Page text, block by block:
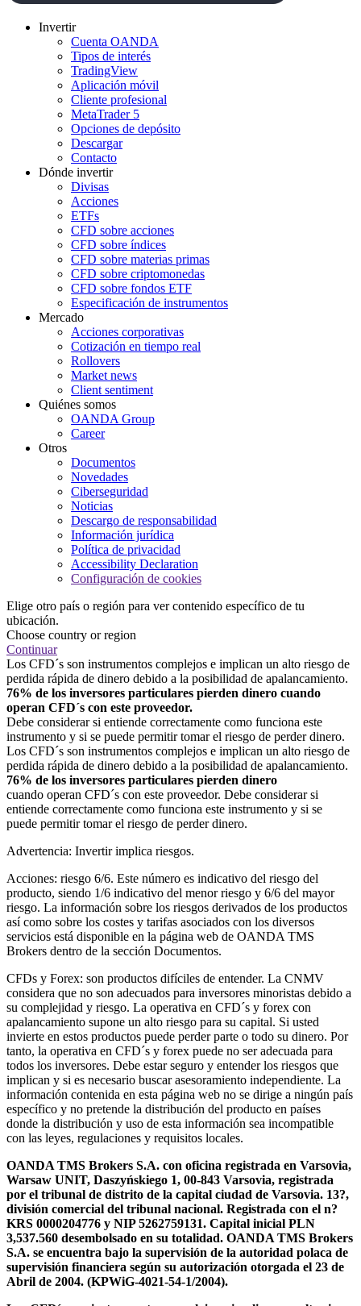
Invertir
Cuenta OANDA
Tipos de interés
TradingView
Aplicación móvil
Cliente profesional
MetaTrader 5
Opciones de depósito
Descargar
Contacto
Dónde invertir
Divisas
Acciones
ETFs
CFD sobre acciones
CFD sobre índices
CFD sobre materias primas
CFD sobre criptomonedas
CFD sobre fondos ETF
Especificación de instrumentos
Mercado
Acciones corporativas
Cotización en tiempo real
Rollovers
Market news
Client sentiment
Quiénes somos
OANDA Group
Career
Otros
Documentos
Novedades
Ciberseguridad
Noticias
Descargo de responsabilidad
Información jurídica
Política de privacidad
Accessibility Declaration
Configuración de cookies
Elige otro país o región para ver contenido específico de tu
ubicación.
Choose country or region
Continuar
Los CFD´s son instrumentos complejos e implican un alto riesgo de
perdida rápida de dinero debido a la posibilidad de apalancamiento.
76% de los inversores particulares pierden dinero cuando
operan CFD´s con este proveedor.
Debe considerar si entiende correctamente como funciona este
instrumento y si se puede permitir tomar el riesgo de perder dinero.
Los CFD´s son instrumentos complejos e implican un alto riesgo de
perdida rápida de dinero debido a la posibilidad de apalancamiento.
76% de los inversores particulares pierden dinero
cuando operan CFD´s con este proveedor. Debe considerar si
entiende correctamente como funciona este instrumento y si se
puede permitir tomar el riesgo de perder dinero.
Advertencia: Invertir implica riesgos.
Acciones: riesgo 6/6. Este número es indicativo del riesgo del
producto, siendo 1/6 indicativo del menor riesgo y 6/6 del mayor
riesgo. La información sobre los riesgos derivados de los productos
así como sobre los costes y tarifas asociados con los diversos
servicios está disponible en la página web de OANDA TMS
Brokers dentro de la sección Documentos.
CFDs y Forex: son productos difíciles de entender. La CNMV
considera que no son adecuados para inversores minoristas debido a
su complejidad y riesgo. La operativa en CFD´s y forex con
apalancamiento supone un alto riesgo para su capital. Si usted
invierte en estos productos puede perder parte o todo su dinero. Por
tanto, la operativa en CFD´s y forex puede no ser adecuada para
todos los inversores. Debe estar seguro y entender los riesgos que
implican y si es necesario buscar asesoramiento independiente. La
información contenida en esta página web no se dirige a ningún país
específico y no pretende la distribución del producto en países
donde la distribución y uso de esta información sea incompatible
con las leyes, regulaciones y requisitos locales.
OANDA TMS Brokers S.A. con oficina registrada en Varsovia,
Warsaw UNIT, Daszyńskiego 1, 00-843 Varsovia, registrada
por el tribunal de distrito de la capital ciudad de Varsovia. 13?,
división comercial del tribunal nacional. Registrada con el n?
KRS 0000204776 y NIP 5262759131. Capital inicial PLN
3,537.560 desembolsado en su totalidad. OANDA TMS Brokers
S.A. se encuentra bajo la supervisión de la autoridad polaca de
supervisión financiera según su autorización otorgada el 23 de
Abril de 2004. (KPWiG-4021-54-1/2004).